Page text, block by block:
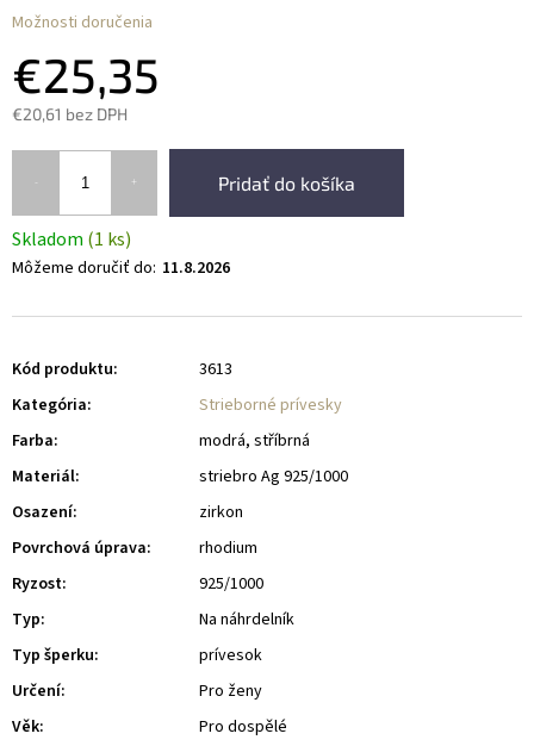
€25,35
€20,61 bez DPH
Pridať do košíka
Skladom (1 ks)
Môžeme doručiť do: 11.8.2026
Možnosti doručenia
Kód produktu:
3613
Kategória:
Strieborné prívesky
Farba:
modrá, stříbrná
Materiál:
striebro Ag 925/1000
Osazení:
zirkon
Povrchová úprava:
rhodium
Ryzost:
925/1000
Typ:
Na náhrdelník
Typ šperku:
prívesok
Určení:
Pro ženy
Věk: Pro dospělé